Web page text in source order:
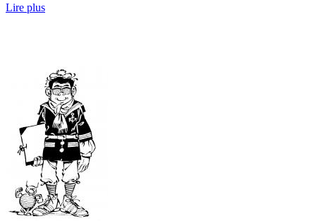
Lire plus